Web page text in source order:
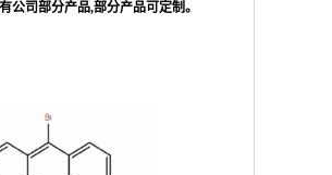
司部分产品,部分产品可定制。